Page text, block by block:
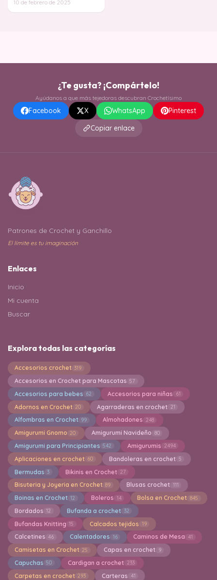
¡Dale un
10 de febrero de 2025
¿Te gusta? ¡Compártelo!
Ayúdanos a que más tejedoras descubran Crochetísimo
Facebook X WhatsApp
Pinterest
Copiar enlace
Patrones de Crochet y Ganchillo
El límite es tu imaginación
Enlaces
Inicio
Mi cuenta
Buscar
Explora todas las categorías
Accesorios crochet 319
Accesorios en Crochet para Mascotas 57
Accesorios para bebes 62 Accesorios para niñas 61
Adornos en Crochet 20 Agarraderas en crochet 21
Alfombras en Crochet 99 Almohadones 248
Amigurumi Gnomo 20 Amigurumi Navideño 80
Amigurumi para Principiantes 542 Amigurumis 2494
Aplicaciones en crochet 60 Bandoleras en crochet 5
Bermudas 3 Bikinis en Crochet 27
Bisuteria y Joyeria en Crochet 89 Blusas crochet 111
Boinas en Crochet 12 Boleros 14 Bolsa en Crochet 845
Bordados 12 Bufanda a crochet 32
Bufandas Knitting 15 Calcados tejidos 19
Calcetines 46 Calentadores 16 Caminos de Mesa 41
Camisetas en Crochet 25 Capas en crochet 9
Capuchas 50 Cardigan a crochet 233
Carpetas en crochet 293 Carteras 41